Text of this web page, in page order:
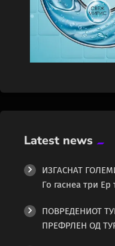
Latest news
ИЗГАСНАТ
Го гаснеа три Ер
ПОВРЕДЕНИОТ
ПРЕФРЛЕН ОД